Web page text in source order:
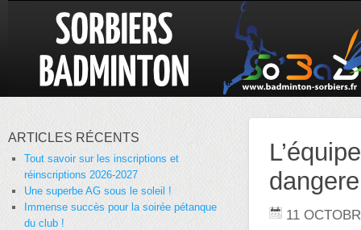
11
ARTICLES RÉCENTS
Tout savoir sur les inscriptions et
réinscriptions 2026-2027
Une superbe AG sous le soleil !
Immense succès pour la soirée pétanque
du club !